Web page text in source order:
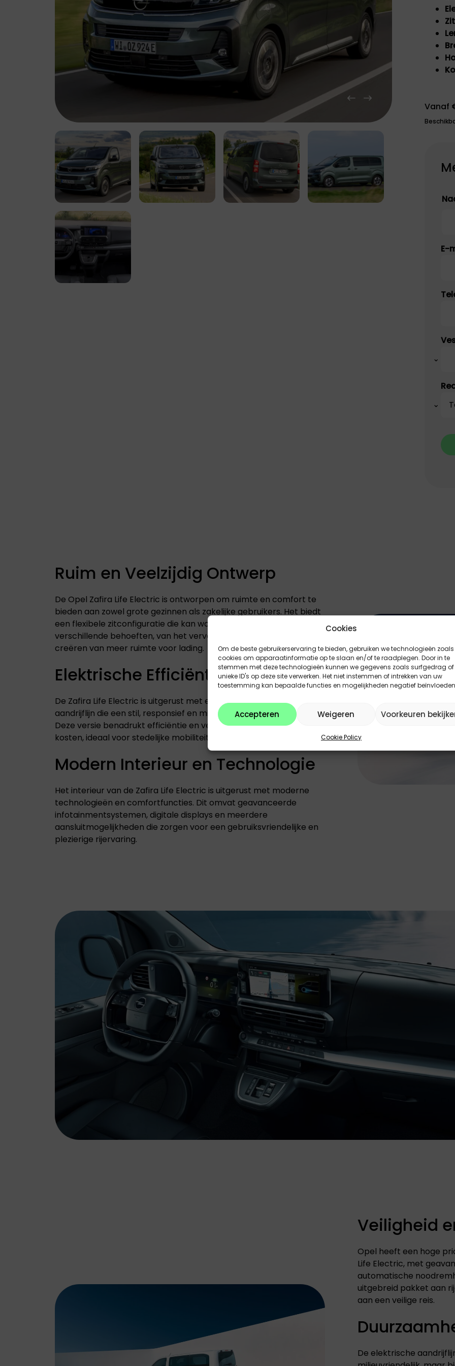
Cookies
Om de beste gebruikerservaring te bieden, gebruiken we technologieën zoals
cookies om apparaatinformatie op te slaan en/of te raadplegen. Door in te
stemmen met deze technologieën kunnen we gegevens zoals surfgedrag of
unieke ID's op deze site verwerken. Het niet instemmen of intrekken van uw
toestemming kan bepaalde functies en mogelijkheden negatief
Accepteren Weigeren Voorkeuren
Cookie Policy
Leapmotor biedt
elektrische wagens
technologie en
gebruiksgemak
samenbrengen.
Leapmotor biedt
elektrische wagens
die comfort,
technologie en
samenbrengen.
JAECOO
Omoda & Jaecoo
zijn onvermoeibaar
toegewijd aan
innovatie en
doorbraken. Ontdek
de SUV's van de
toekomst.
Opel staat bekend
om zijn combinatie
van innovatie,
betrouwbaarheid en
toegankelijkheid.
Technologie,
rijplezier en
duurzaamheid voor
iedereen.
Vanaf
E-
Ruim en Veelzijdig Ontwerp
De Opel Zafira Life Electric is ontworpen om ruimte en comfort te
bieden aan zowel grote gezinnen als zakelijke gebruikers. Het biedt
een flexibele zitconfiguratie die kan worden aangepast aan
verschillende behoeften, van het vervoeren van passagiers tot het
creëren van meer ruimte voor lading.
Elektrische Efficiëntie
De Zafira Life Electric is uitgerust met een volledig elektrische
aandrijflijn die een stil, responsief en milieuvriendelijk rijgedrag biedt.
Deze versie benadrukt efficiëntie en verminderde operationele
kosten, ideaal voor stedelijke mobiliteit zonder uitstoot.
Modern Interieur en Technologie
Het interieur van de Zafira Life Electric is uitgerust met moderne
technologieën en comfortfuncties. Dit omvat geavanceerde
infotainmentsystemen, digitale displays en meerdere
aansluitmogelijkheden die zorgen voor een gebruiksvriendelijke en
plezierige rijervaring.
Veiligheid
Opel heeft een hoge
Life Electric, met
automatische
uitgebreid pakket aan
aan een veilige reis.
De elektrische